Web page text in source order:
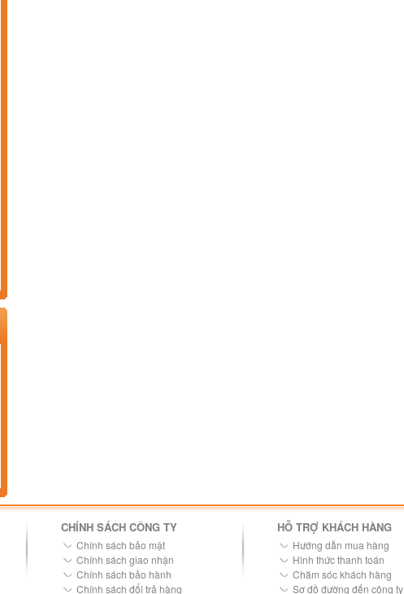
CHÍNH SÁCH CÔNG TY
Chính sách bảo mật
Chính sách giao nhận
Chính sách bảo hành
Chính sách đổi trả hàng
HỖ TRỢ KHÁCH HÀNG
Hướng dẫn mua hàng
Hình thức thanh toán
Chăm sóc khách hàng
Sơ đồ đường đến công ty